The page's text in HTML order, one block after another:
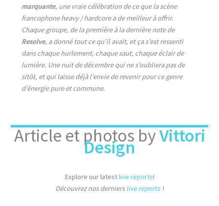
marquante, une vraie célébration de ce que la scène
francophone heavy / hardcore a de meilleur à offrir.
Chaque groupe, de la première à la dernière note de
Resolve, a donné tout ce qu’il avait, et ça s’est ressenti
dans chaque hurlement, chaque saut, chaque éclair de
lumière. Une nuit de décembre qui ne s’oubliera pas de
sitôt, et qui laisse déjà l’envie de revenir pour ce genre
d’énergie pure et commune.
Article et photos byVittori
Design
Explore our latestlive reports!
Découvrez nos dernierslive reports !